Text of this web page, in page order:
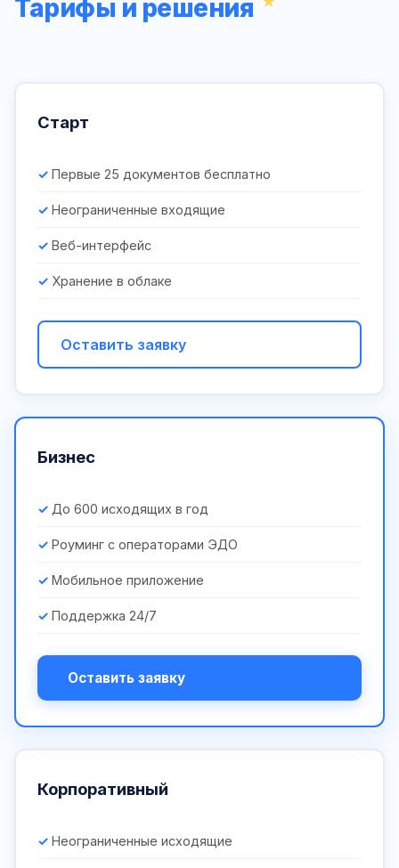
Тарифы и решения
Старт
Первые 25 документов бесплатно
Неограниченные входящие
Веб-интерфейс
Хранение в облаке
Оставить заявку
Бизнес
До 600 исходящих в год
Роуминг с операторами ЭДО
Мобильное приложение
Поддержка 24/7
Оставить заявку
Корпоративный
Неограниченные исходящие